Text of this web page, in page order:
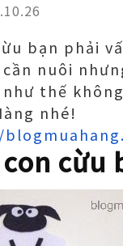
bạn phải
nuôi
thế
nhé!
cừu